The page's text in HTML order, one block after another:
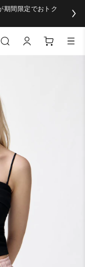
期間限定でおトク